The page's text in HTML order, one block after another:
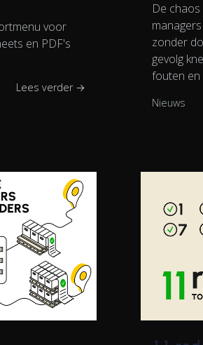
voor
en PDF's
Lees verder →
De
zonder
gevolg
fouten en
Nieuws